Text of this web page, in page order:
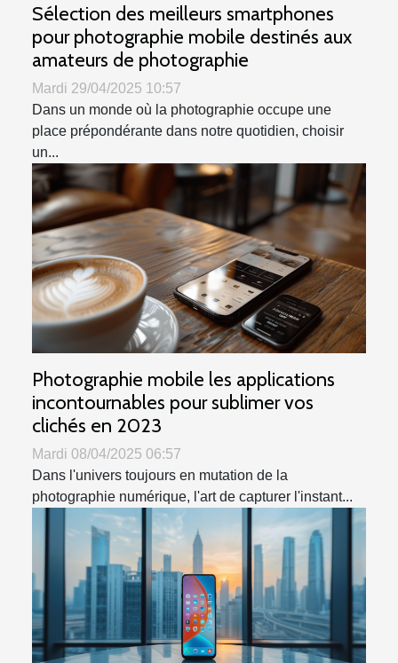
Sélection des meilleurs smartphones
pour photographie mobile destinés aux
amateurs de photographie
Mardi 29/04/2025 10:57
Dans un monde où la photographie occupe une
place prépondérante dans notre quotidien, choisir
un...
Photographie mobile les applications
incontournables pour sublimer vos
clichés en 2023
Mardi 08/04/2025 06:57
Dans l'univers toujours en mutation de la
photographie numérique, l'art de capturer l'instant...